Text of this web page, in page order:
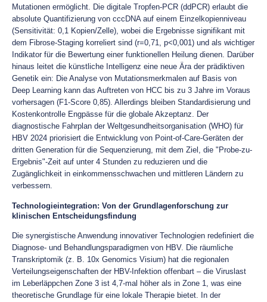
Mutationen ermöglicht. Die digitale Tropfen-PCR (ddPCR) erlaubt die
absolute Quantifizierung von cccDNA auf einem Einzelkopienniveau
(Sensitivität: 0,1 Kopien/Zelle), wobei die Ergebnisse signifikant mit
dem Fibrose-Staging korreliert sind (r=0,71, p<0,001) und als wichtiger
Indikator für die Bewertung einer funktionellen Heilung dienen. Darüber
hinaus leitet die künstliche Intelligenz eine neue Ära der prädiktiven
Genetik ein: Die Analyse von Mutationsmerkmalen auf Basis von
Deep Learning kann das Auftreten von HCC bis zu 3 Jahre im Voraus
vorhersagen (F1-Score 0,85). Allerdings bleiben Standardisierung und
Kostenkontrolle Engpässe für die globale Akzeptanz. Der
diagnostische Fahrplan der Weltgesundheitsorganisation (WHO) für
HBV 2024 priorisiert die Entwicklung von Point-of-Care-Geräten der
dritten Generation für die Sequenzierung, mit dem Ziel, die "Probe-zu-
Ergebnis"-Zeit auf unter 4 Stunden zu reduzieren und die
Zugänglichkeit in einkommensschwachen und mittleren Ländern zu
verbessern.
Technologieintegration: Von der Grundlagenforschung zur
klinischen Entscheidungsfindung
Die synergistische Anwendung innovativer Technologien redefiniert die
Diagnose- und Behandlungsparadigmen von HBV. Die räumliche
Transkriptomik (z. B. 10x Genomics Visium) hat die regionalen
Verteilungseigenschaften der HBV-Infektion offenbart – die Viruslast
im Leberläppchen Zone 3 ist 4,7-mal höher als in Zone 1, was eine
theoretische Grundlage für eine lokale Therapie bietet. In der